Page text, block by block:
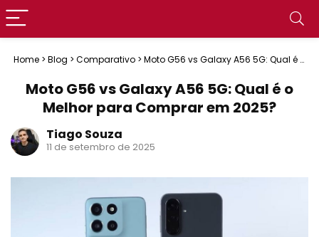
Home > Blog > Comparativo > Moto G56 vs Galaxy A56 5G: Qual é o
Moto G56 vs Galaxy A56 5G: Qual é o
Melhor para Comprar em 2025?
Tiago Souza
11 de setembro de 2025